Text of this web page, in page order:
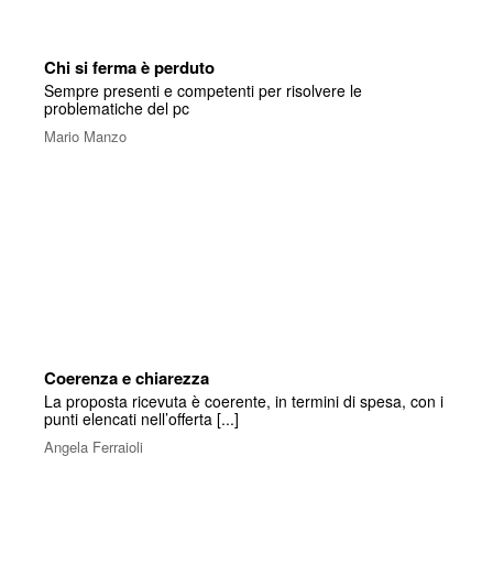
Chi si ferma è perduto
Sempre presenti e competenti per risolvere le
problematiche del pc
Mario Manzo
Coerenza e chiarezza
La proposta ricevuta è coerente, in termini di spesa, con i
punti elencati nell’offerta [...]
Angela Ferraioli